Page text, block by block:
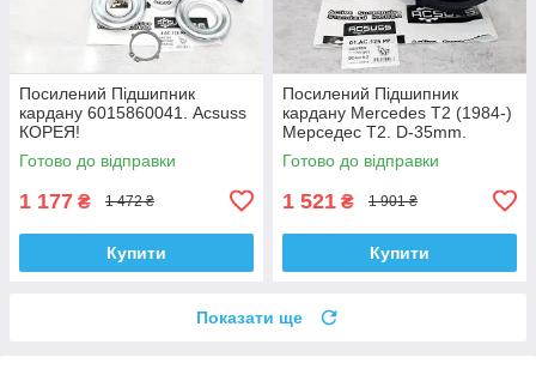
Посилений Підшипник
кардану 6015860041. Acsuss
КОРЕЯ!
Готово до відправки
1 177 ₴ 1 472 ₴
Купити
Посилений Підшипник
кардану Mercedes T2 (1984-)
Мерседес Т2. D-35mm.
4604100222. Підвісний.
Acsuss КОРЕЯ!
Готово до відправки
1 521 ₴ 1 901 ₴
Купити
Показати ще